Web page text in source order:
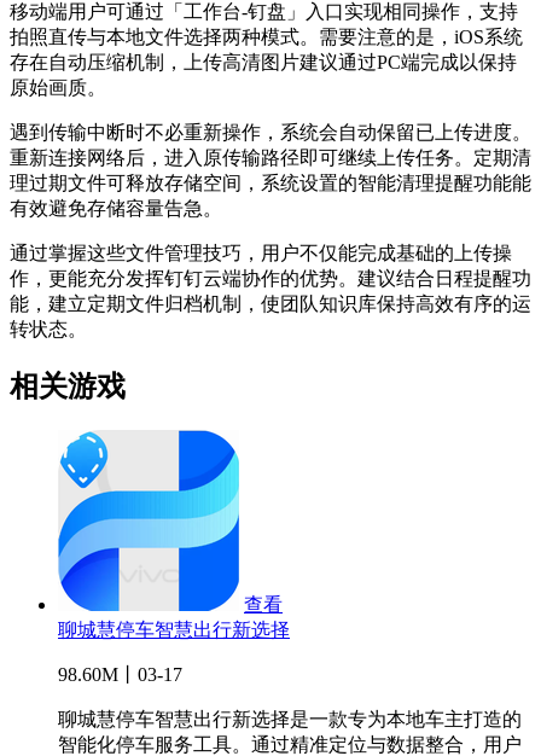
移动端用户可通过「工作台-钉盘」入口实现相同操作，支持
拍照直传与本地文件选择两种模式。需要注意的是，iOS系统
存在自动压缩机制，上传高清图片建议通过PC端完成以保持
原始画质。
遇到传输中断时不必重新操作，系统会自动保留已上传进度。
重新连接网络后，进入原传输路径即可继续上传任务。定期清
理过期文件可释放存储空间，系统设置的智能清理提醒功能能
有效避免存储容量告急。
通过掌握这些文件管理技巧，用户不仅能完成基础的上传操
作，更能充分发挥钉钉云端协作的优势。建议结合日程提醒功
能，建立定期文件归档机制，使团队知识库保持高效有序的运
转状态。
相关游戏
查看
聊城慧停车智慧出行新选择
98.60M丨03-17
聊城慧停车智慧出行新选择是一款专为本地车主打造的
智能化停车服务工具。通过精准定位与数据整合，用户